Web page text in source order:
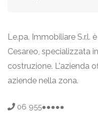
Le.pa. Immobiliare S.r.l.
Cesareo, specializzata
costruzione. L'azienda
aziende nella zona.
06 955●●●●●